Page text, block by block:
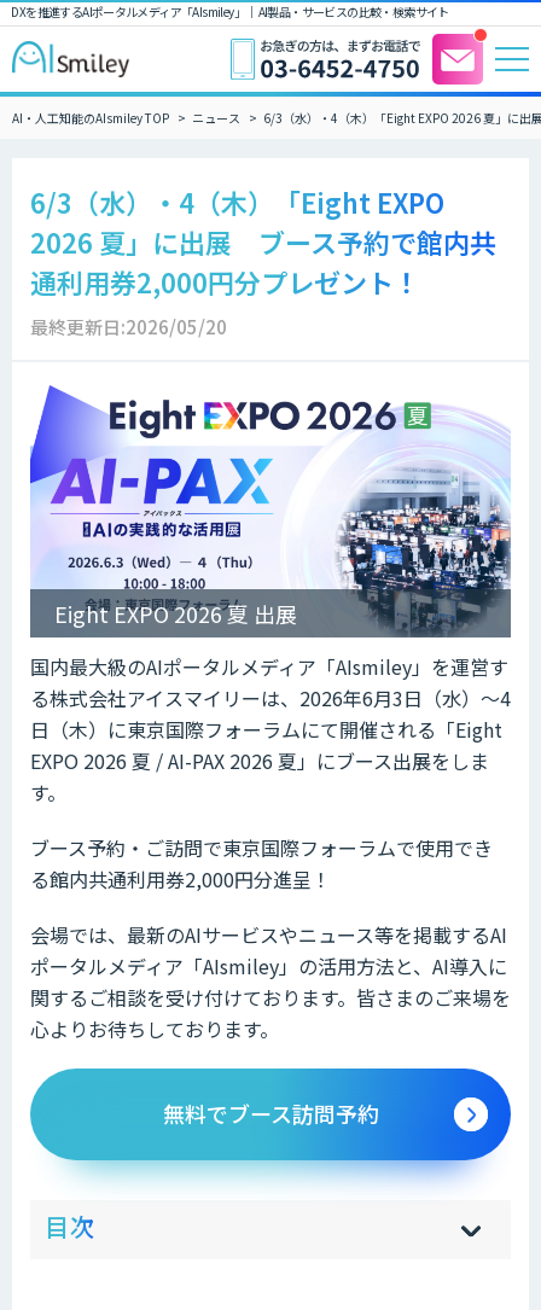
DXを推進するAIポータルメディア「AIsmiley」｜ AI製品・サービスの比較・検索サイト
AI・人工知能のAIsmiley TOP ニュース 6/3（水）・4（木）「Eight EXPO 2026 夏」に
6/3（水）・4（木）「Eight EXPO
2026 夏」に出展 ブース予約で館内共
通利用券2,000円分プレゼント！
最終更新日:2026/05/20
Eight EXPO 2026 夏 出展
国内最大級のAIポータルメディア「AIsmiley」を運営す
る株式会社アイスマイリーは、2026年6月3日（水）～4
日（木）に東京国際フォーラムにて開催される「Eight
EXPO 2026 夏 / AI-PAX 2026 夏」にブース出展をしま
す。
ブース予約・ご訪問で東京国際フォーラムで使用でき
る館内共通利用券2,000円分進呈！
会場では、最新のAIサービスやニュース等を掲載するAI
ポータルメディア「AIsmiley」の活用方法と、AI導入に
関するご相談を受け付けております。皆さまのご来場を
心よりお待ちしております。
無料でブース訪問予約
目次 hi
]
sh
]